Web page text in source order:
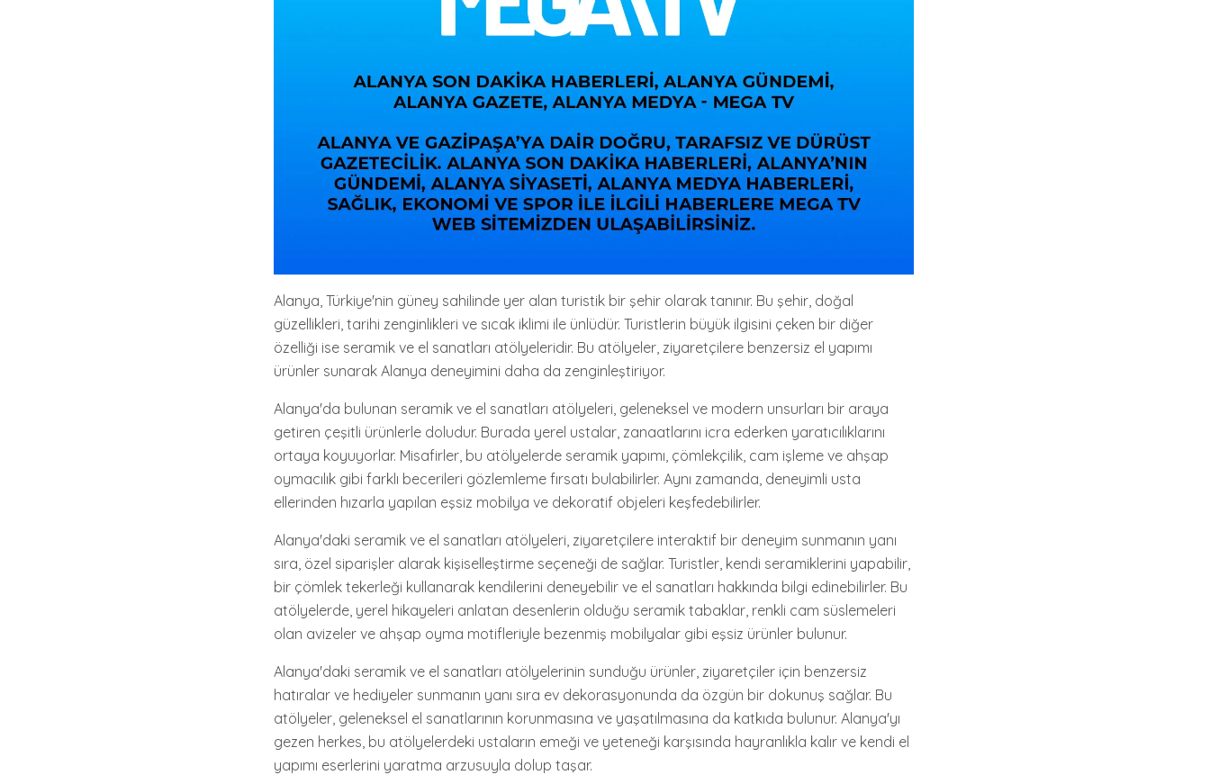
Alanya, Türkiye'nin güney sahilinde yer alan turistik bir şehir olarak tanınır. Bu şehir, doğal
güzellikleri, tarihi zenginlikleri ve sıcak iklimi ile ünlüdür. Turistlerin büyük ilgisini çeken bir diğer
özelliği ise seramik ve el sanatları atölyeleridir. Bu atölyeler, ziyaretçilere benzersiz el yapımı
ürünler sunarak Alanya deneyimini daha da zenginleştiriyor.
Alanya'da bulunan seramik ve el sanatları atölyeleri, geleneksel ve modern unsurları bir araya
getiren çeşitli ürünlerle doludur. Burada yerel ustalar, zanaatlarını icra ederken yaratıcılıklarını
ortaya koyuyorlar. Misafirler, bu atölyelerde seramik yapımı, çömlekçilik, cam işleme ve ahşap
oymacılık gibi farklı becerileri gözlemleme fırsatı bulabilirler. Aynı zamanda, deneyimli usta
ellerinden hızarla yapılan eşsiz mobilya ve dekoratif objeleri keşfedebilirler.
Alanya'daki seramik ve el sanatları atölyeleri, ziyaretçilere interaktif bir deneyim sunmanın yanı
sıra, özel siparişler alarak kişiselleştirme seçeneği de sağlar. Turistler, kendi seramiklerini yapabilir,
bir çömlek tekerleği kullanarak kendilerini deneyebilir ve el sanatları hakkında bilgi edinebilirler. Bu
atölyelerde, yerel hikayeleri anlatan desenlerin olduğu seramik tabaklar, renkli cam süslemeleri
olan avizeler ve ahşap oyma motifleriyle bezenmiş mobilyalar gibi eşsiz ürünler bulunur.
Alanya'daki seramik ve el sanatları atölyelerinin sunduğu ürünler, ziyaretçiler için benzersiz
hatıralar ve hediyeler sunmanın yanı sıra ev dekorasyonunda da özgün bir dokunuş sağlar. Bu
atölyeler, geleneksel el sanatlarının korunmasına ve yaşatılmasına da katkıda bulunur. Alanya'yı
gezen herkes, bu atölyelerdeki ustaların emeği ve yeteneği karşısında hayranlıkla kalır ve kendi el
yapımı eserlerini yaratma arzusuyla dolup taşar.